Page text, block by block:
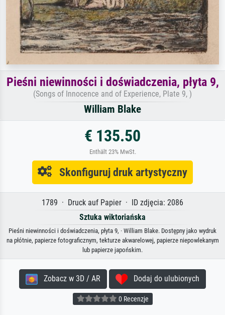
Pieśni niewinności i doświadczenia, płyta 9,
(Songs of Innocence and of Experience, Plate 9, )
William Blake
€ 135.50
Enthält 23% MwSt.
Skonfiguruj druk artystyczny
1789 · Druck auf Papier · ID zdjęcia: 2086
Sztuka wiktoriańska
Pieśni niewinności i doświadczenia, płyta 9, · William Blake. Dostępny jako wydruk
na płótnie, papierze fotograficznym, tekturze akwarelowej, papierze niepowlekanym
lub papierze japońskim.
Zobacz w 3D / AR Dodaj do ulubionych
0 Recenzje